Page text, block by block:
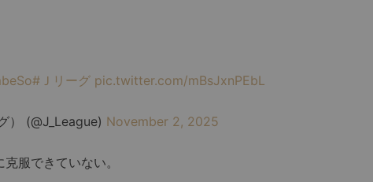
#Ｊリーグ pic.twitter.com/mBsJxnPEbL
） (@J_League) November 2, 2025
服できていない。